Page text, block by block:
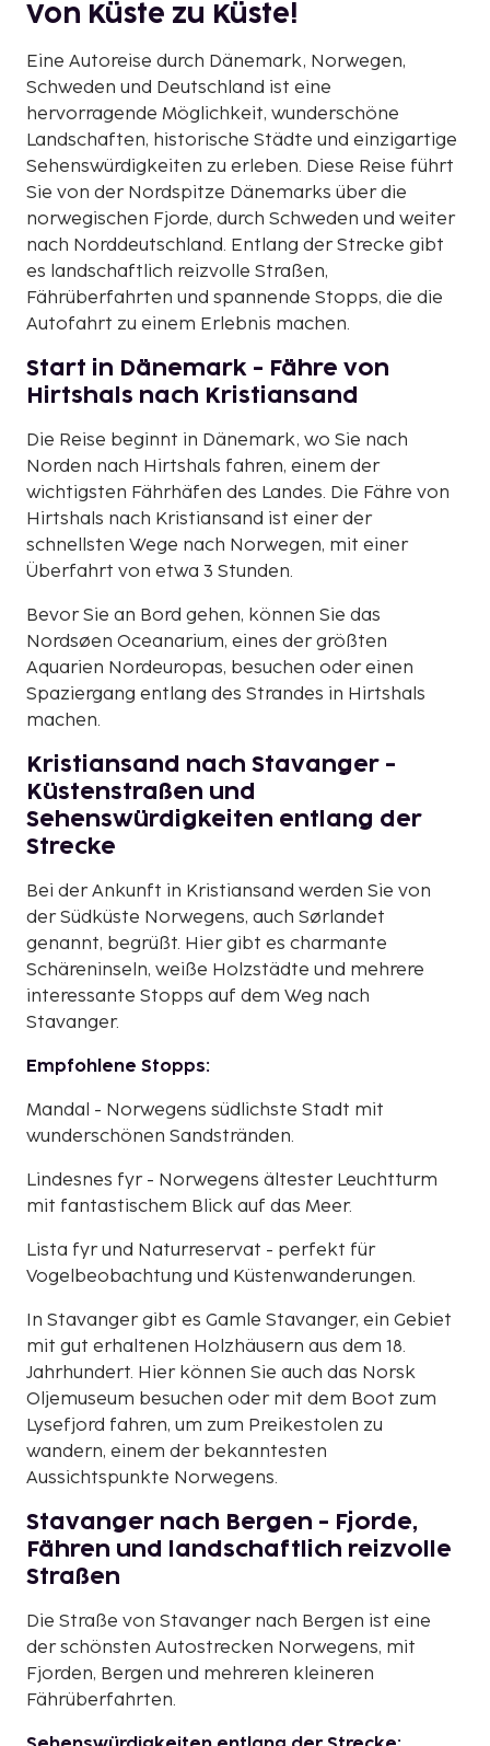
Von Küste zu Küste!
Eine Autoreise durch Dänemark, Norwegen,
Schweden und Deutschland ist eine
hervorragende Möglichkeit, wunderschöne
Landschaften, historische Städte und einzigartige
Sehenswürdigkeiten zu erleben. Diese Reise führt
Sie von der Nordspitze Dänemarks über die
norwegischen Fjorde, durch Schweden und weiter
nach Norddeutschland. Entlang der Strecke gibt
es landschaftlich reizvolle Straßen,
Fährüberfahrten und spannende Stopps, die die
Autofahrt zu einem Erlebnis machen.
Start in Dänemark - Fähre von
Hirtshals nach Kristiansand
Die Reise beginnt in Dänemark, wo Sie nach
Norden nach Hirtshals fahren, einem der
wichtigsten Fährhäfen des Landes. Die Fähre von
Hirtshals nach Kristiansand ist einer der
schnellsten Wege nach Norwegen, mit einer
Überfahrt von etwa 3 Stunden.
Bevor Sie an Bord gehen, können Sie das
Nordsøen Oceanarium, eines der größten
Aquarien Nordeuropas, besuchen oder einen
Spaziergang entlang des Strandes in Hirtshals
machen.
Kristiansand nach Stavanger -
Küstenstraßen und
Sehenswürdigkeiten entlang der
Strecke
Bei der Ankunft in Kristiansand werden Sie von
der Südküste Norwegens, auch Sørlandet
genannt, begrüßt. Hier gibt es charmante
Schäreninseln, weiße Holzstädte und mehrere
interessante Stopps auf dem Weg nach
Stavanger.
Empfohlene Stopps:
Mandal - Norwegens südlichste Stadt mit
wunderschönen Sandstränden.
Lindesnes fyr - Norwegens ältester Leuchtturm
mit fantastischem Blick auf das Meer.
Lista fyr und Naturreservat - perfekt für
Vogelbeobachtung und Küstenwanderungen.
In Stavanger gibt es Gamle Stavanger, ein Gebiet
mit gut erhaltenen Holzhäusern aus dem 18.
Jahrhundert. Hier können Sie auch das Norsk
Oljemuseum besuchen oder mit dem Boot zum
Lysefjord fahren, um zum Preikestolen zu
wandern, einem der bekanntesten
Aussichtspunkte Norwegens.
Stavanger nach Bergen - Fjorde,
Fähren und landschaftlich reizvolle
Straßen
Die Straße von Stavanger nach Bergen ist eine
der schönsten Autostrecken Norwegens, mit
Fjorden, Bergen und mehreren kleineren
Fährüberfahrten.